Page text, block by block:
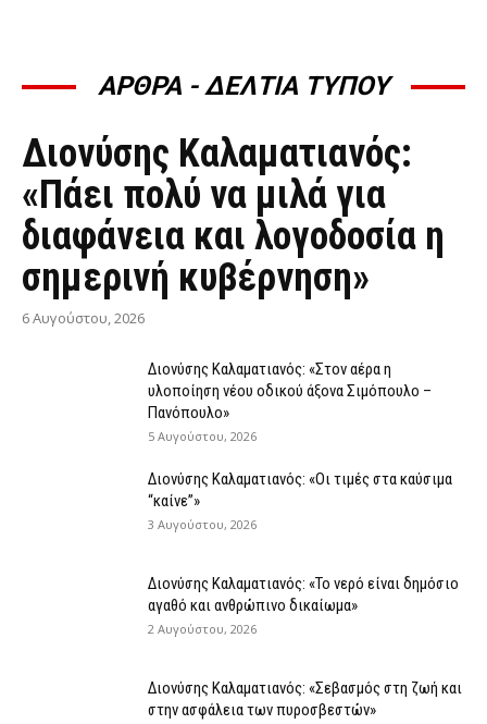
ΑΡΘΡΑ - ΔΕΛΤΙΑ ΤΥΠΟΥ
ΆΡΘΡΑ - ΔΕΛΤΊΑ ΤΎΠΟΥ
Διονύσης Καλαματιανός:
«Πάει πολύ να μιλά για
διαφάνεια και λογοδοσία η
σημερινή κυβέρνηση»
6 Αυγούστου, 2026
Διονύσης Καλαματιανός: «Στον αέρα η
υλοποίηση νέου οδικού άξονα Σιμόπουλο –
Πανόπουλο»
5 Αυγούστου, 2026
Διονύσης Καλαματιανός: «Οι τιμές στα καύσιμα
“καίνε”»
3 Αυγούστου, 2026
Διονύσης Καλαματιανός: «Το νερό είναι δημόσιο
αγαθό και ανθρώπινο δικαίωμα»
2 Αυγούστου, 2026
Διονύσης Καλαματιανός: «Σεβασμός στη ζωή και
στην ασφάλεια των πυροσβεστών»